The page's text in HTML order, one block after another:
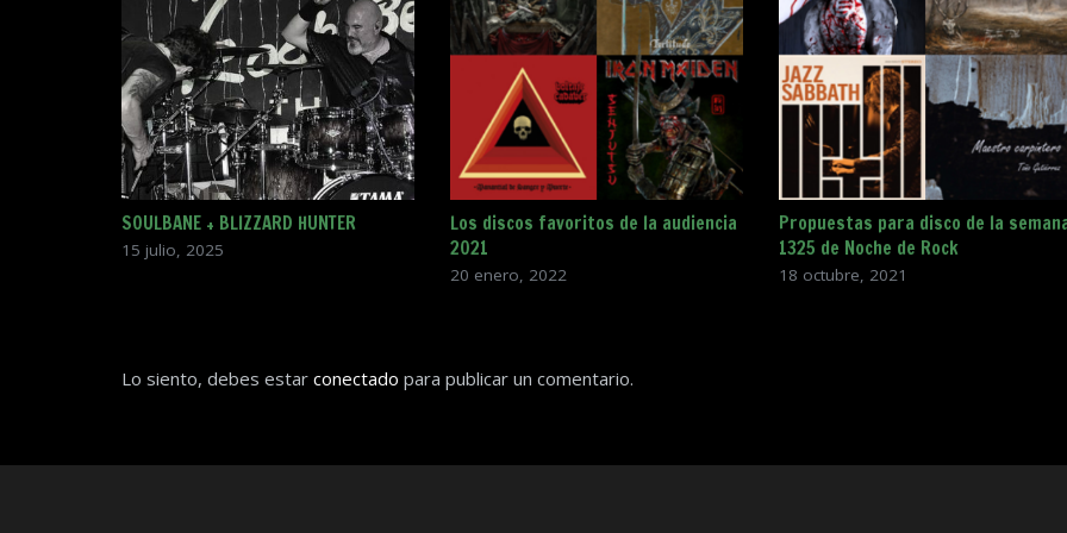
SOULBANE + BLIZZARD HUNTER
15 julio, 2025
Los discos favoritos de la audiencia
2021
20 enero, 2022
Propuestas para disco de la
1325 de Noche de Rock
18 octubre, 2021
Lo siento, debes estar conectado para publicar un comentario.